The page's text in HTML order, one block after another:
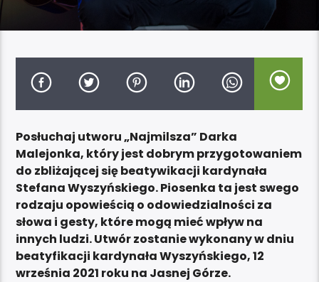
Posłuchaj utworu „Najmilsza” Darka
Malejonka, który jest dobrym przygotowaniem
do zbliżającej się beatywikacji kardynała
Stefana Wyszyńskiego. Piosenka ta jest swego
rodzaju opowieścią o odowiedzialności za
słowa i gesty, które mogą mieć wpływ na
innych ludzi. Utwór zostanie wykonany w dniu
beatyfikacji kardynała Wyszyńskiego, 12
września 2021 roku na Jasnej Górze.